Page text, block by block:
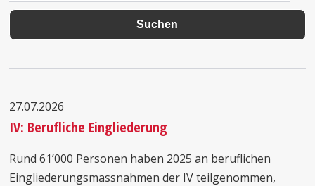
27.07.2026
IV: Berufliche Eingliederung
Rund 61’000 Personen haben 2025 an beruflichen
Eingliederungsmassnahmen der IV teilgenommen,